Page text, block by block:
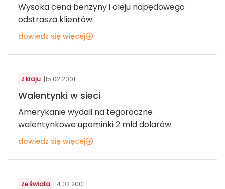
Wysoka cena benzyny i oleju napędowego
odstrasza klientów.
dowiedz się więcej
z kraju |15.02.2001
Walentynki w sieci
Amerykanie wydali na tegoroczne
walentynkowe upominki 2 mld dolarów.
dowiedz się więcej
ze świata |14.02.2001